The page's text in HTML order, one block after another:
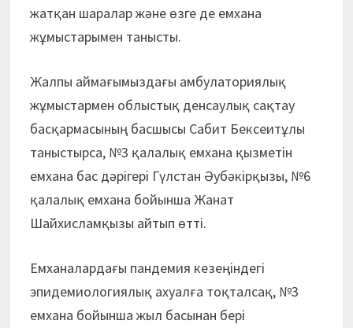
жатқан шаралар және өзге де емхана
жұмыстарымен танысты.
Жалпы аймағымыздағы амбулаториялық
жұмыстармен облыстық денсаулық сақтау
басқармасының басшысы Сабит Бексеитұлы
таныстырса, №3 қалалық емхана қызметiн
емхана бас дәрігері Гүлстан Әубәкiрқызы, №6
қалалық емхана бойынша Жанат
Шайхисламқызы айтып өтті.
Емханалардағы пандемия кезеңіндегі
эпидемиологиялық ахуалға тоқталсақ, №3
емхана бойынша жыл басынан берi